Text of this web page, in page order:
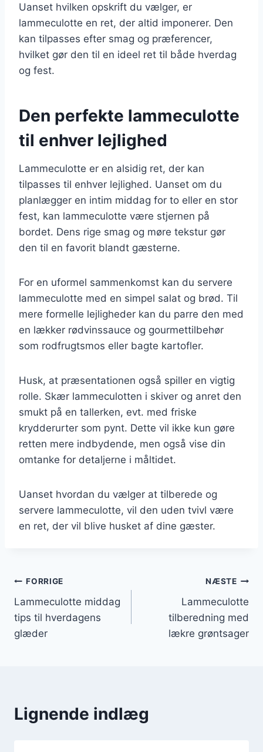
Uanset hvilken opskrift du vælger, er
lammeculotte en ret, der altid imponerer. Den
kan tilpasses efter smag og præferencer,
hvilket gør den til en ideel ret til både hverdag
og fest.
Den perfekte lammeculotte
til enhver lejlighed
Lammeculotte er en alsidig ret, der kan
tilpasses til enhver lejlighed. Uanset om du
planlægger en intim middag for to eller en stor
fest, kan lammeculotte være stjernen på
bordet. Dens rige smag og møre tekstur gør
den til en favorit blandt gæsterne.
For en uformel sammenkomst kan du servere
lammeculotte med en simpel salat og brød. Til
mere formelle lejligheder kan du parre den med
en lækker rødvinssauce og gourmettilbehør
som rodfrugtsmos eller bagte kartofler.
Husk, at præsentationen også spiller en vigtig
rolle. Skær lammeculotten i skiver og anret den
smukt på en tallerken, evt. med friske
krydderurter som pynt. Dette vil ikke kun gøre
retten mere indbydende, men også vise din
omtanke for detaljerne i måltidet.
Uanset hvordan du vælger at tilberede og
servere lammeculotte, vil den uden tvivl være
en ret, der vil blive husket af dine gæster.
Indlægsnavigation
FORRIGE
Lammeculotte middag
tips til hverdagens
glæder
NÆSTE
Lammeculotte
tilberedning med
lækre grøntsager
Lignende indlæg